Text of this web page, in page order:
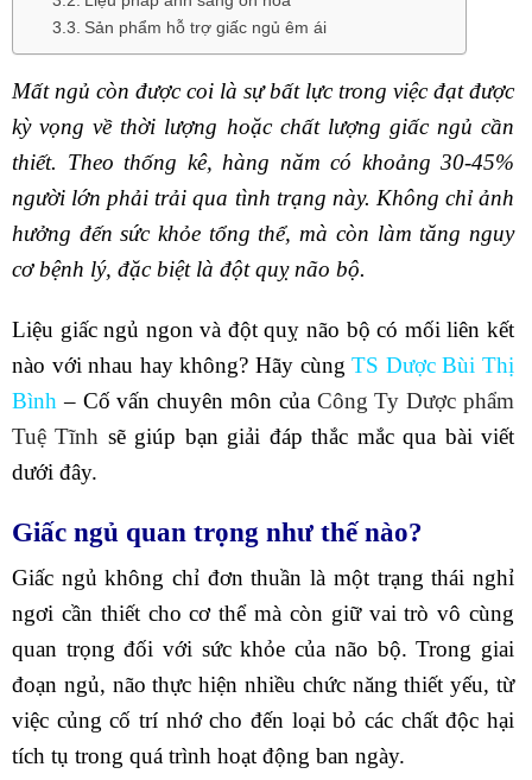
Sản phẩm hỗ trợ giấc ngủ êm ái
Mất ngủ còn được coi là sự bất lực trong việc đạt được
kỳ vọng về thời lượng hoặc chất lượng giấc ngủ cần
thiết. Theo thống kê, hàng năm có khoảng 30-45%
người lớn phải trải qua tình trạng này. Không chỉ ảnh
hưởng đến sức khỏe tổng thể, mà còn làm tăng nguy
cơ bệnh lý, đặc biệt là đột quỵ não bộ.
Liệu giấc ngủ ngon và đột quỵ não bộ có mối liên kết
nào với nhau hay không? Hãy cùngTS Dược Bùi Thị
Bình – Cố vấn chuyên môn của Công Ty Dược phẩm
Tuệ Tĩnh sẽ giúp bạn giải đáp thắc mắc qua bài viết
dưới đây.
Giấc ngủ quan trọng như thế nào?
Giấc ngủ không chỉ đơn thuần là một trạng thái nghỉ
ngơi cần thiết cho cơ thể mà còn giữ vai trò vô cùng
quan trọng đối với sức khỏe của não bộ. Trong giai
đoạn ngủ, não thực hiện nhiều chức năng thiết yếu, từ
việc củng cố trí nhớ cho đến loại bỏ các chất độc hại
tích tụ trong quá trình hoạt động ban ngày.